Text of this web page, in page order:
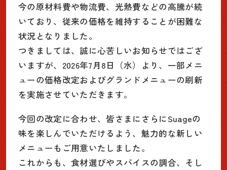
今の原材料費や物流費、光熱費などの高騰が続
いており、従来の価格を維持することが困難な
状況となりました。
つきましては、誠に心苦しいお知らせではござ
いますが、2026年7月8日（水）より、一部メニ
ューの価格改定およびグランドメニューの刷新
を実施させていただきます。
今回の改定に合わせ、皆さまにさらにSuageの
味を楽しんでいただけるよう、魅力的な新しい
メニューもご用意いたしました。
これからも、食材選びやスパイスの調合、そし